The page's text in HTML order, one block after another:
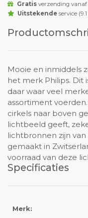
Gratisverzending vanaf
Uitstekendeservice (9.1
Mooie en inmiddels
het merk Philips. Dit
daar waar veel
assortiment
cirkels naar boven
lichtbeeld geeft,
lichtbronnen zijn
gemaakt in
voorraad van deze
Specificaties
Merk: